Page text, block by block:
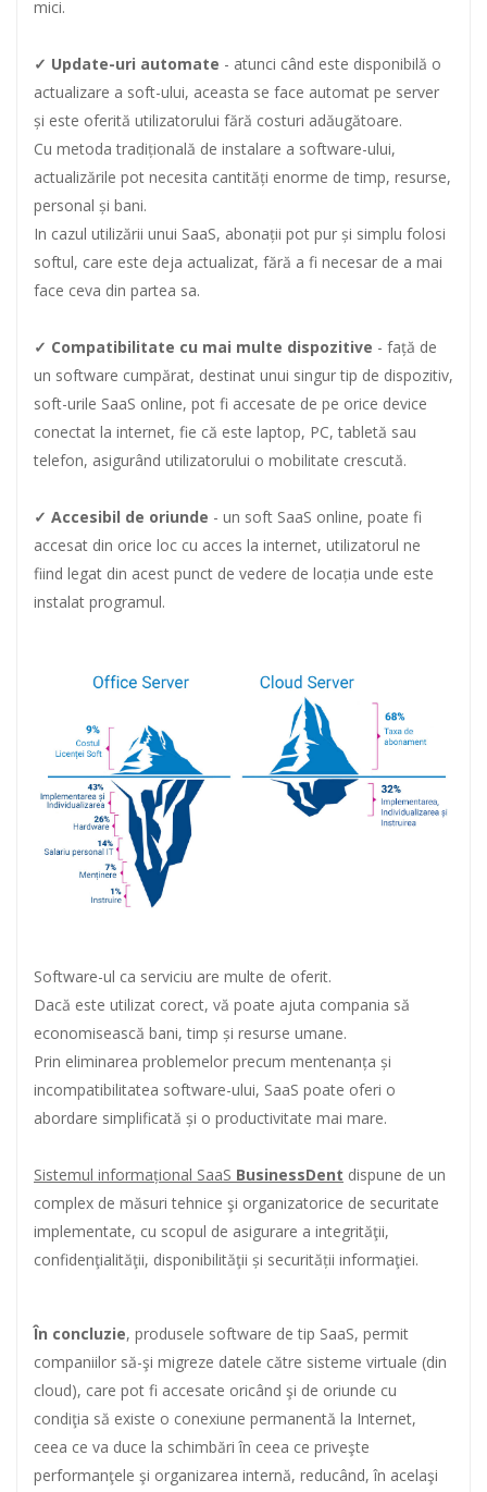
mici.
✓ Update-uri automate - atunci când este disponibilă o
actualizare a soft-ului, aceasta se face automat pe server
și este oferită utilizatorului fără costuri adăugătoare.
Cu metoda tradițională de instalare a software-ului,
actualizările pot necesita cantități enorme de timp, resurse,
personal și bani.
In cazul utilizării unui SaaS, abonații pot pur și simplu folosi
softul, care este deja actualizat, fără a fi necesar de a mai
face ceva din partea sa.
✓ Compatibilitate cu mai multe dispozitive - față de
un software cumpărat, destinat unui singur tip de dispozitiv,
soft-urile SaaS online, pot fi accesate de pe orice device
conectat la internet, fie că este laptop, PC, tabletă sau
telefon, asigurând utilizatorului o mobilitate crescută.
✓ Accesibil de oriunde - un soft SaaS online, poate fi
accesat din orice loc cu acces la internet, utilizatorul ne
fiind legat din acest punct de vedere de locația unde este
instalat programul.
Software-ul ca serviciu are multe de oferit.
Dacă este utilizat corect, vă poate ajuta compania să
economisească bani, timp și resurse umane.
Prin eliminarea problemelor precum mentenanța și
incompatibilitatea software-ului, SaaS poate oferi o
abordare simplificată și o productivitate mai mare.
Sistemul informațional SaaS BusinessDent dispune de un
complex de măsuri tehnice şi organizatorice de securitate
implementate, cu scopul de asigurare a integrităţii,
confidenţialităţii, disponibilităţii și securității informaţiei.
În concluzie, produsele software de tip SaaS, permit
companiilor să-şi migreze datele către sisteme virtuale (din
cloud), care pot fi accesate oricând şi de oriunde cu
condiţia să existe o conexiune permanentă la Internet,
ceea ce va duce la schimbări în ceea ce priveşte
performanţele şi organizarea internă, reducând, în acelaşi